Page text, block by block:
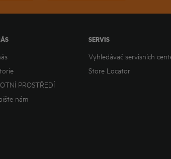
PROSTŘEDÍ
nám
SERVIS
Vyhledávač servisních
Store Locator